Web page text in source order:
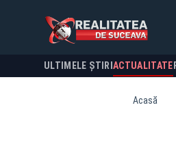
ULTIMELE ȘTIRI ACTUALITATE
Acasă